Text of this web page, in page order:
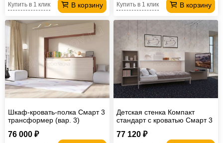
В корзину
Купить в 1 клик В корзину
Купить в 1 клик
Шкаф-кровать-полка Смарт 3
трансформер (вар. 3)
76 000 ₽
Детская стенка Компакт
стандарт с кроватью Смарт 3
77 120 ₽